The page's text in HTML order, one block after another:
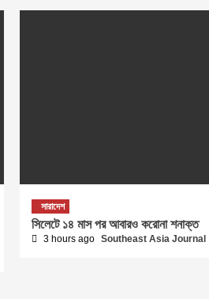
সারাদেশ
সিলেটে ১৪ মাস পর আবারও করোনা শনাক্ত
3 hours ago Southeast Asia Journal